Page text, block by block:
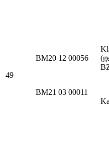
49
BM20 12 00056
BM21 03 00011